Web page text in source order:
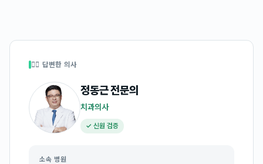
👩‍⚕️ 답변한 의사
정동근전문의
치과의사
✓ 신원 검증
소속 병원